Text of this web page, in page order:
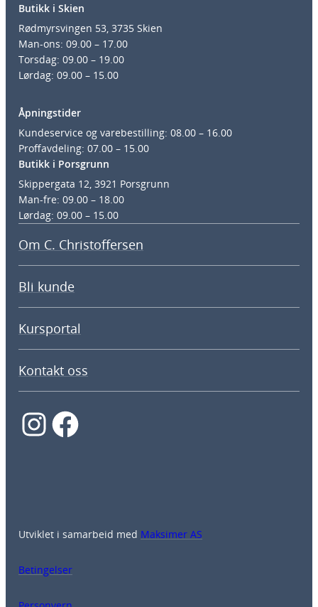
Butikk i Skien
Rødmyrsvingen 53, 3735 Skien
Man-ons: 09.00 – 17.00
Torsdag: 09.00 – 19.00
Lørdag: 09.00 – 15.00
Åpningstider
Kundeservice og varebestilling: 08.00 – 16.00
Proffavdeling: 07.00 – 15.00
Butikk i Porsgrunn
Skippergata 12, 3921 Porsgrunn
Man-fre: 09.00 – 18.00
Lørdag: 09.00 – 15.00
Om C. Christoffersen
Bli kunde
Kursportal
Kontakt oss
InstagramFacebook
Utviklet i samarbeid med Maksimer AS
Betingelser